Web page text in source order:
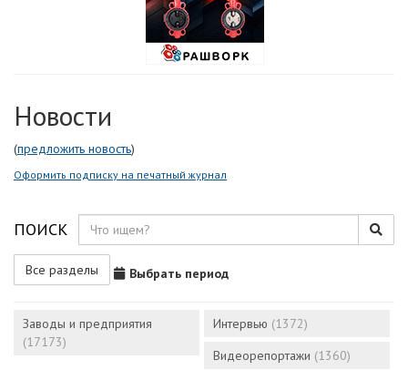
Новости
(предложить новость)
Оформить подписку на печатный журнал
ПОИСК
Все разделы Выбрать период
Заводы и предприятия
(17173)
Интервью (1372)
Видеорепортажи (1360)